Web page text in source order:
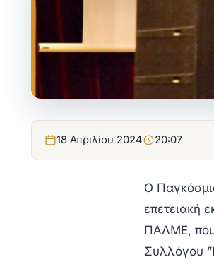
18 Απριλίου 2024 20:07
Ο
επετειακή
ΠΑΛΜΕ, που
Συλλόγου